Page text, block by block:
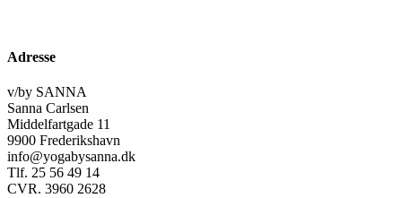
Adresse
v/by SANNA
Sanna Carlsen
Middelfartgade 11
9900 Frederikshavn
info@yogabysanna.dk
Tlf. 25 56 49 14
CVR. 3960 2628